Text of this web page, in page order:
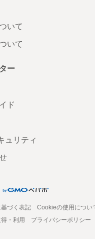
いて
いて
ー
ド
ュリティ
づく表記
Cookieの使用につい
・利用
プライバシーポリシー